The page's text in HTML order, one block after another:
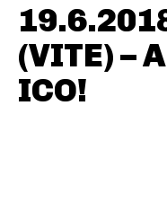
(VITE) –
ICO!